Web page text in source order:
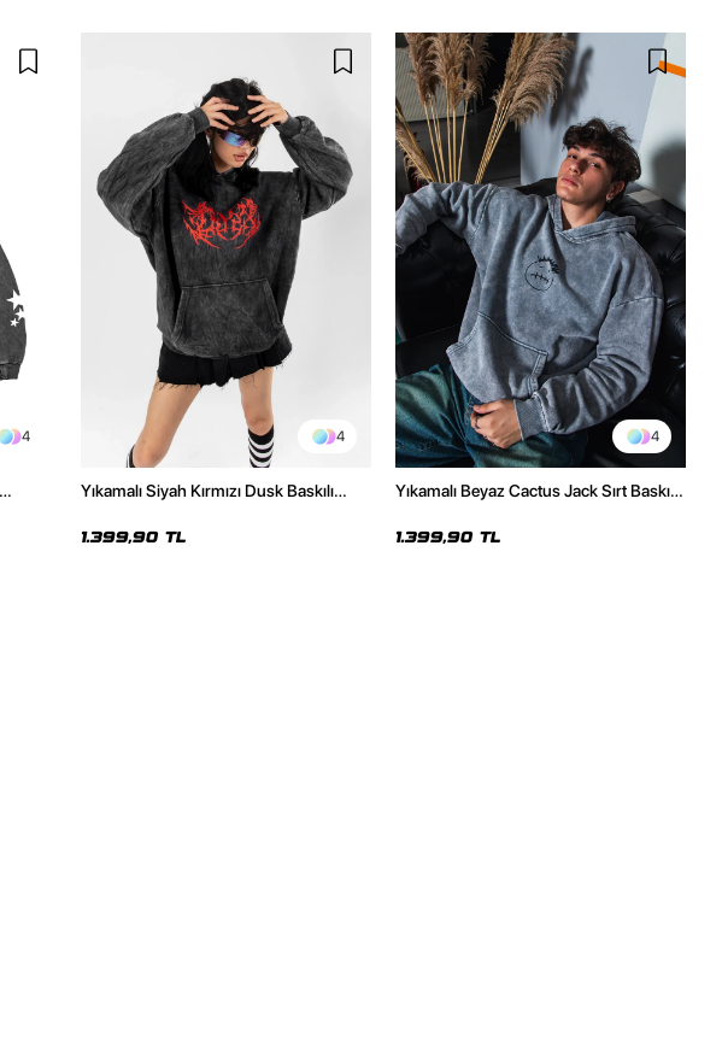
4 4
Yıkamalı Siyah Kırmızı Dusk Baskılı
1.399,90 TL
4
Yıkamalı Beyaz Cactus Jack Sırt Baskılı
1.399,90 TL